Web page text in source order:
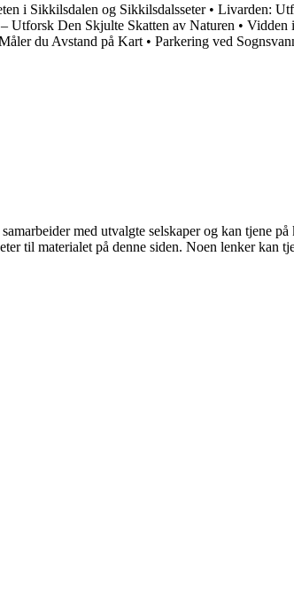
i Sikkilsdalen og Sikkilsdalsseter• Livarden:
Utforsk Den Skjulte Skatten av Naturen • Vidden
du Avstand på Kart • Parkering ved
med utvalgte selskaper og kan tjene
til materialet på denne siden. Noen lenker kan